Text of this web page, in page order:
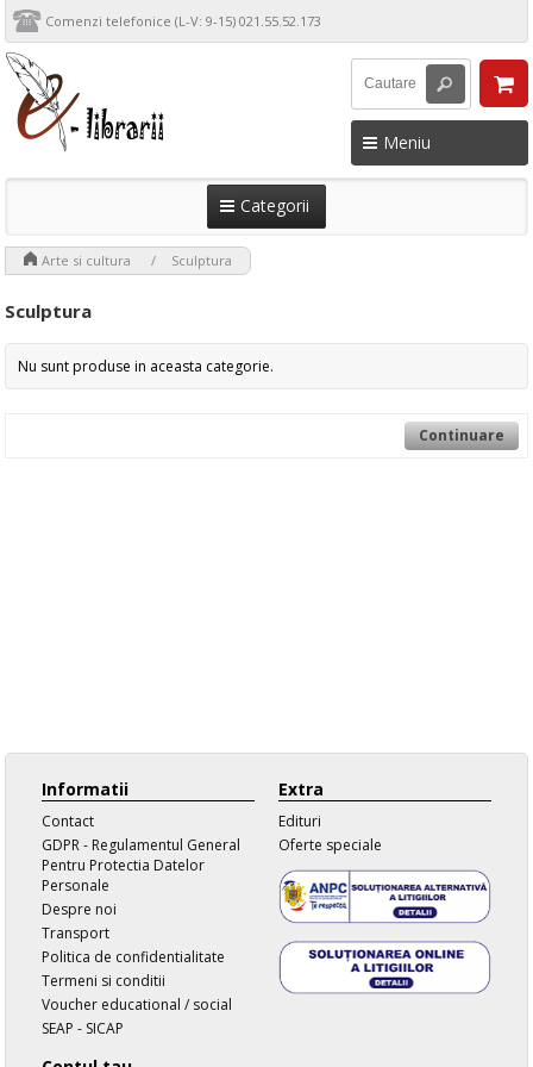
Comenzi telefonice (L-V: 9-15) 021.55.52.173
Meniu
Categorii
Arte si cultura Sculptura
Sculptura
Nu sunt produse in aceasta categorie.
Continuare
Informatii
Contact
GDPR - Regulamentul General
Pentru Protectia Datelor
Personale
Despre noi
Transport
Politica de confidentialitate
Termeni si conditii
Voucher educational / social
SEAP - SICAP
Extra
Edituri
Oferte speciale